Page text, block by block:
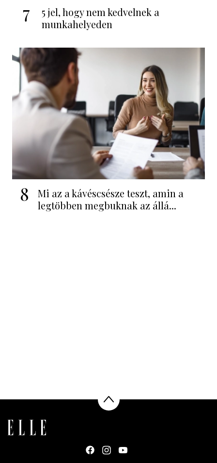
7
5 jel, hogy nem kedvelnek a
munkahelyeden
8
Mi az a kávéscsésze teszt, amin a
legtöbben megbuknak az állá...